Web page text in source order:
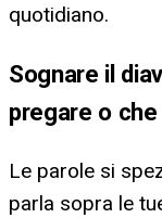
quotidiano.
Sognare il
pregare o
Le parole si
parla sopra le